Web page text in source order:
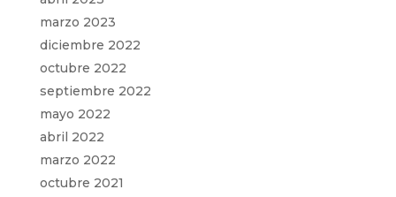
marzo 2023
diciembre 2022
octubre 2022
septiembre 2022
mayo 2022
abril 2022
marzo 2022
octubre 2021